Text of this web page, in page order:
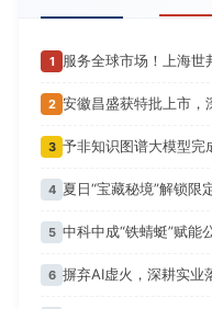
1
2
3
4
5 中科中成“铁蜻蜓”赋能
6